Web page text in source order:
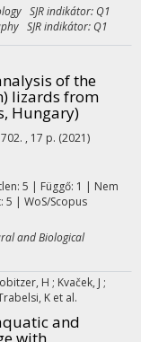
SJR indikátor: Q1
SJR indikátor: Q1
of the
lizards from
Hungary)
, 17 p. (2021)
5 | Függő: 1 | Nem
5 | WoS/Scopus
and Biological
H ; Kvaček, J ;
K et al.
and